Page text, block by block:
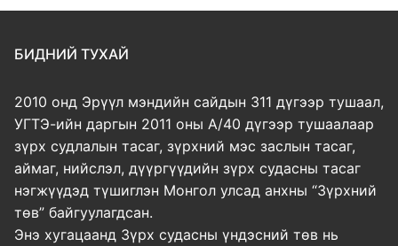
БИДНИЙ ТУХАЙ
2010 онд Эрүүл мэндийн сайдын 311 дүгээр тушаал,
УГТЭ-ийн даргын 2011 оны А/40 дүгээр тушаалаар
зүрх судлалын тасаг, зүрхний мэс заслын тасаг,
аймаг, нийслэл, дүүргүүдийн зүрх судасны тасаг
нэгжүүдэд түшиглэн Монгол улсад анхны “Зүрхний
төв” байгуулагдсан.
Энэ хугацаанд Зүрх судасны үндэсний төв нь